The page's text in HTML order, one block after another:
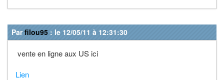
Parfilou95 : le 12/05/11 à 12:31:30
vente en ligne aux US ici
Lien